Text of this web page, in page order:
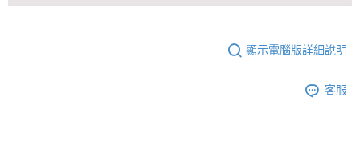
顯示電腦版詳細說明
客服